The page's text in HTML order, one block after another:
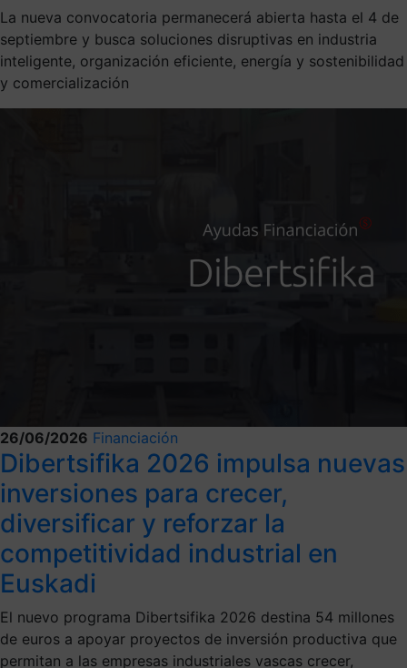
La nueva convocatoria permanecerá abierta hasta el 4 de
septiembre y busca soluciones disruptivas en industria
inteligente, organización eficiente, energía y sostenibilidad
y comercialización
26/06/2026 Financiación
Dibertsifika 2026 impulsa nuevas
inversiones para crecer,
diversificar y reforzar la
competitividad industrial en
Euskadi
El nuevo programa Dibertsifika 2026 destina 54 millones
de euros a apoyar proyectos de inversión productiva que
permitan a las empresas industriales vascas crecer,